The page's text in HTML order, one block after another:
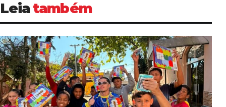
Leiatambém